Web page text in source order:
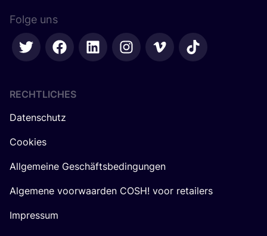
Folge uns
RECHTLICHES
Datenschutz
Cookies
Allgemeine Geschäftsbedingungen
Algemene voorwaarden COSH! voor retailers
Impressum